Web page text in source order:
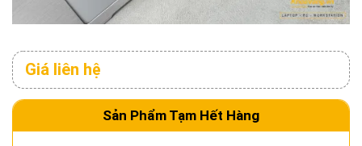
Giá liên hệ
Sản Phẩm Tạm Hết Hàng